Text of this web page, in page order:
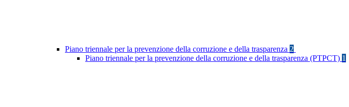
Piano triennale per la prevenzione della corruzione e della trasparenza 2
Piano triennale per la prevenzione della corruzione e della trasparenza (PTPCT) 1